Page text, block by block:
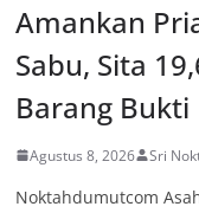
Amankan
Sabu, Sita
Barang Bukti
Agustus 8, 2026 Sri
Noktahdumutcom